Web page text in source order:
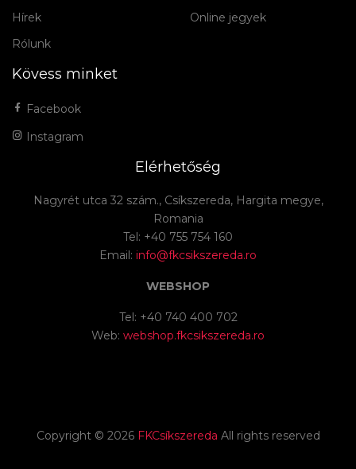
Hírek
Rólunk
Online jegyek
Kövess minket
Facebook
Instagram
Elérhetőség
Nagyrét utca 32 szám., Csíkszereda, Hargita megye,
Romania
Tel: +40 755 754 160
Email: info@fkcsikszereda.ro
WEBSHOP
Tel: +40 740 400 702
Web: webshop.fkcsikszereda.ro
Copyright © 2026 FKCsíkszereda All rights reserved